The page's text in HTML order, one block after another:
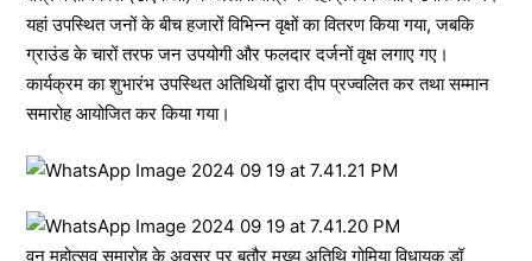
यहां उपस्थित जनों के बीच हजारों विभिन्न वृक्षों का वितरण किया गया, जबकि
ग्राउंड के चारों तरफ जन उपयोगी और फलदार दर्जनों वृक्ष लगाए गए।
कार्यक्रम का शुभारंभ उपस्थित अतिथियों द्वारा दीप प्रज्वलित कर तथा सम्मान
समारोह आयोजित कर किया गया।
वन महोत्सव समारोह के अवसर पर बतौर मुख्य अतिथि गोमिया विधायक डॉ